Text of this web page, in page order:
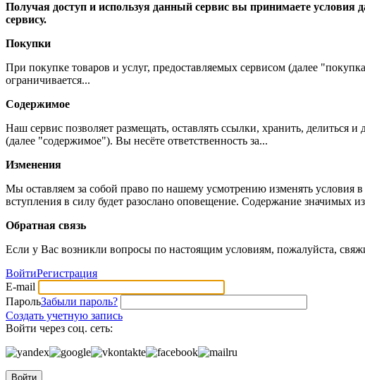
Получая доступ и используя данный сервис вы принимаете
сервису.
Покупки
При покупке товаров и услуг, предоставляемых сервисом (далее
ограничивается...
Содержимое
Наш сервис позволяет размещать, оставлять ссылки, хранить,
(далее "содержимое"). Вы несёте ответственность за...
Изменения
Мы оставляем за собой право по нашему усмотрению изменять
вступления в силу будет разослано оповещение. Содержание значимых
Обратная связь
Если у Вас возникли вопросы по настоящим условиям, пожалуйста,
ВойтиРегистрация
E-mail
ПарольЗабыли пароль?
Создать учетную запись
Войти через соц. сеть:
Войти